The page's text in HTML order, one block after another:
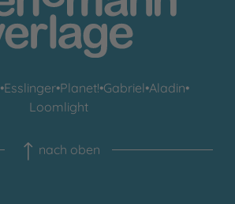
•Esslinger•Planet!•Gabriel•Aladin•
Loomlight
nach oben